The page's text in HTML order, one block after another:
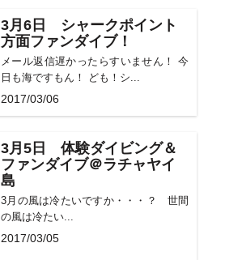
3月6日 シャークポイント
方面ファンダイブ！
メール返信遅かったらすいません！ 今
日も海ですもん！ ども！シ...
2017/03/06
3月5日 体験ダイビング＆
ファンダイブ＠ラチャヤイ
島
3月の風は冷たいですか・・・？ 世間
の風は冷たい...
2017/03/05